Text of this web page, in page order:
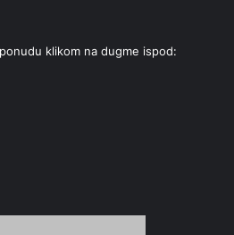
klikom na dugme ispod: